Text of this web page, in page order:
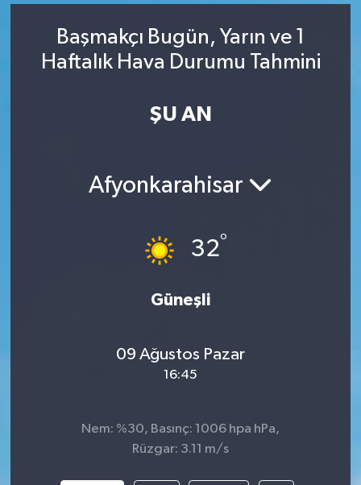
Başmakçı Bugün, Yarın ve 1
Haftalık Hava Durumu Tahmini
ŞU AN
Afyonkarahisar
32°
Güneşli
09 Ağustos Pazar
16:45
Nem: %30, Basınç: 1006 hpa hPa,
Rüzgar: 3.11 m/s
Son Dakika Haberleri